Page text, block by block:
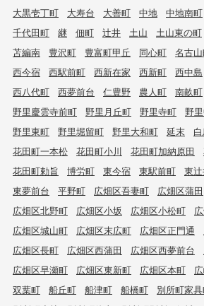
大黒壱丁町
大寿台 大善町 中地 中地南町
千代田町
継 佃町 辻井 土山 土山東の町
苫編南
豊沢町 豊富町甲丘 同心町 名古
西今宿
西駅前町 西新在家 西新町 西中島
西八代町
西夢前台 仁豊野 農人町 南畝町
野里慶雲寺前町
野里月丘町 野里寺町 野
野里東町
野里堀留町 野里大和町 延末
花田町一本松
花田町小川 花田町加納原田
花田町勅旨
博労町 東今宿 東駅前町 東
東夢前台
平野町 広畑区吾妻町 広畑区蒲田
広畑区北野町
広畑区小坂 広畑区小松町
広畑区城山町
広畑区末広町 広畑区正門通
広畑区長町
広畑区西蒲田 広畑区西夢前台
広畑区早瀬町
広畑区東新町 広畑区本町
双葉町
船丘町 船津町 船橋町 別所町家